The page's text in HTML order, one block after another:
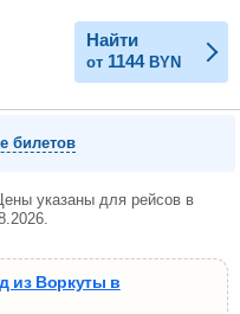
Найти
от 1144 BYN
билетов
указаны для рейсов в
из Воркуты в